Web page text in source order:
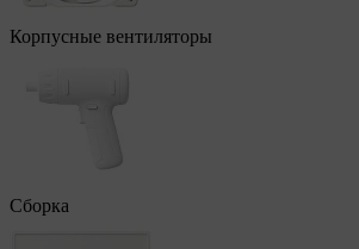
Корпусные вентиляторы
Сборка